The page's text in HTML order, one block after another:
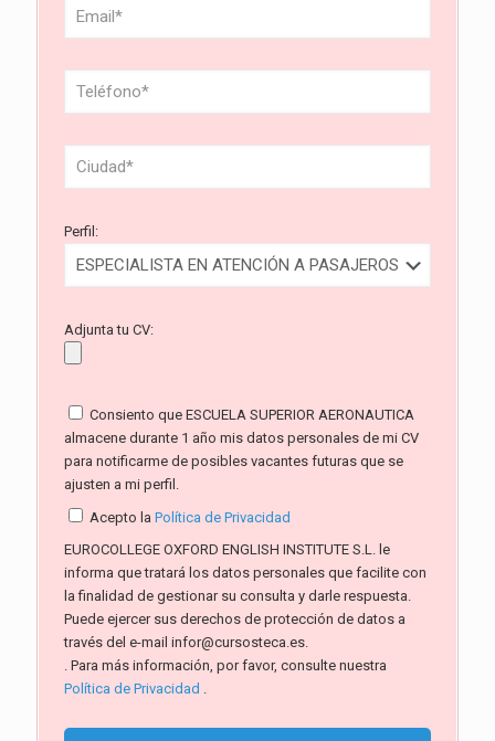
Perfil:
Adjunta tu CV:
Consiento que ESCUELA SUPERIOR AERONAUTICA
almacene durante 1 año mis datos personales de mi CV
para notificarme de posibles vacantes futuras que se
ajusten a mi perfil.
Acepto la Política de Privacidad
EUROCOLLEGE OXFORD ENGLISH INSTITUTE S.L. le
informa que tratará los datos personales que facilite con
la finalidad de gestionar su consulta y darle respuesta.
Puede ejercer sus derechos de protección de datos a
través del e-mail infor@cursosteca.es.
. Para más información, por favor, consulte nuestra
Política de Privacidad .